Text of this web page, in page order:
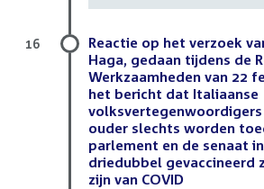
Reactie op het verzoek
Haga, gedaan tijdens de
Werkzaamheden van 22
het bericht dat Italiaanse
volksvertegenwoordigers
ouder slechts worden
parlement en de senaat
driedubbel gevaccineerd
zijn van COVID
16